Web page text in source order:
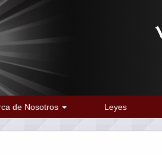
de Nosotros Leyes